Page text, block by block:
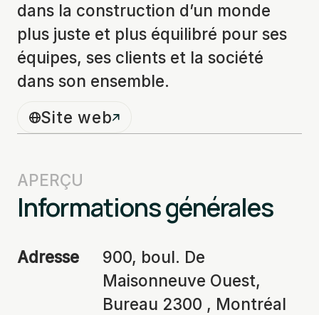
dans la construction d’un monde
plus juste et plus équilibré pour ses
équipes, ses clients et la société
dans son ensemble.
Site web
APERÇU
Informations générales
Adresse
900, boul. De
Maisonneuve Ouest,
Bureau 2300 , Montréal